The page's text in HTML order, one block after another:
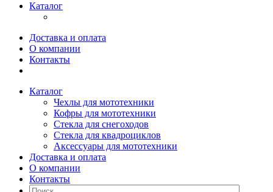
Каталог
Доставка и оплата
О компании
Контакты
Каталог
Чехлы для мототехники
Кофры для мототехники
Стекла для снегоходов
Стекла для квадроциклов
Аксессуары для мототехники
Доставка и оплата
О компании
Контакты